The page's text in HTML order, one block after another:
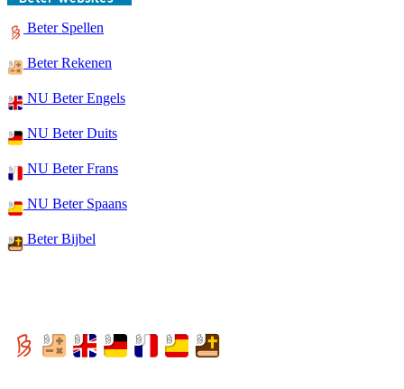
Beter Spellen
Beter Rekenen
NU Beter Engels
NU Beter Duits
NU Beter Frans
NU Beter Spaans
Beter Bijbel